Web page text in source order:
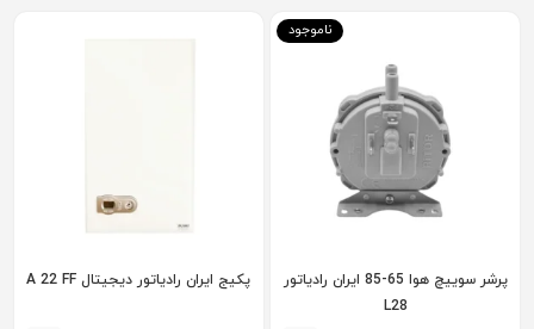
ناموجود
پرشر سوییچ هوا 65-85 ایران رادیاتور
L28
پکیج ایران رادیاتور دیجیتال A 22 FF